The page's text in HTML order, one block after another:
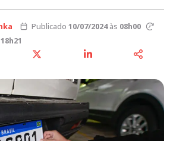
Publicado 10/07/2024às 08h00
18h21